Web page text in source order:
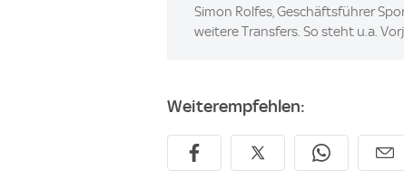
Simon Rolfes, Geschäftsführer
weitere Transfers. So steht u.a.
Weiterempfehlen: